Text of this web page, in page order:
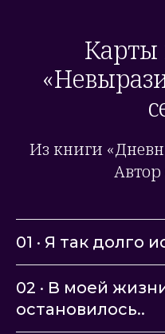
Карты
Из книги
Автор
01 · Я так долго
02 · В моей
остановилось..